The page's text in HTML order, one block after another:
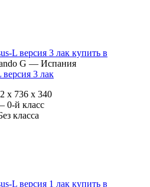
G — Испания
3 лак
x 736 x 340
0-й класс
класса